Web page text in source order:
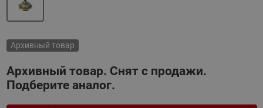
Архивный товар
Архивный товар. Снят с продажи.
Подберите аналог.